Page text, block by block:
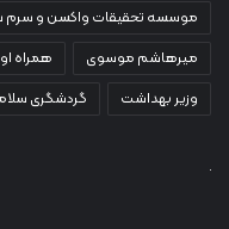
موسسه تحقیقات واکسن و سرم
میرهاشم موسوی
همراه
وزیر بهداشت
گردشگری